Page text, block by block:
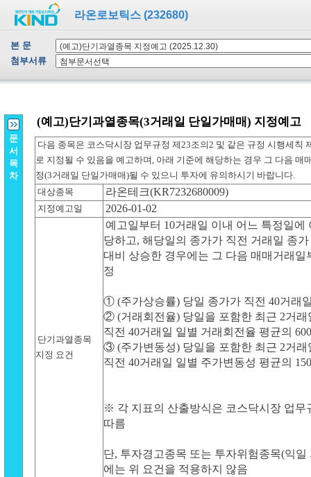
라온로보틱스 (232680)
본 문
첨부서류
문
서
목
차